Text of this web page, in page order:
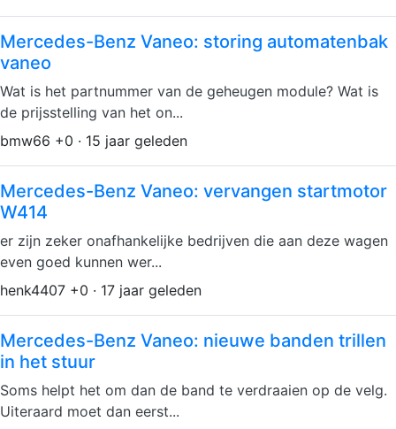
Mercedes-Benz Vaneo: storing automatenbak
vaneo
Wat is het partnummer van de geheugen module? Wat is
de prijsstelling van het on...
bmw66 +0 · 15 jaar geleden
Mercedes-Benz Vaneo: vervangen startmotor
W414
er zijn zeker onafhankelijke bedrijven die aan deze wagen
even goed kunnen wer...
henk4407 +0 · 17 jaar geleden
Mercedes-Benz Vaneo: nieuwe banden trillen
in het stuur
Soms helpt het om dan de band te verdraaien op de velg.
Uiteraard moet dan eerst...